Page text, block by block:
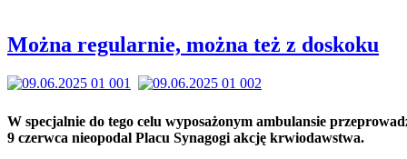
Można regularnie, można też z doskoku
W specjalnie do tego celu wyposażonym ambulansie
9 czerwca nieopodal Placu Synagogi akcję krwiodawstwa.